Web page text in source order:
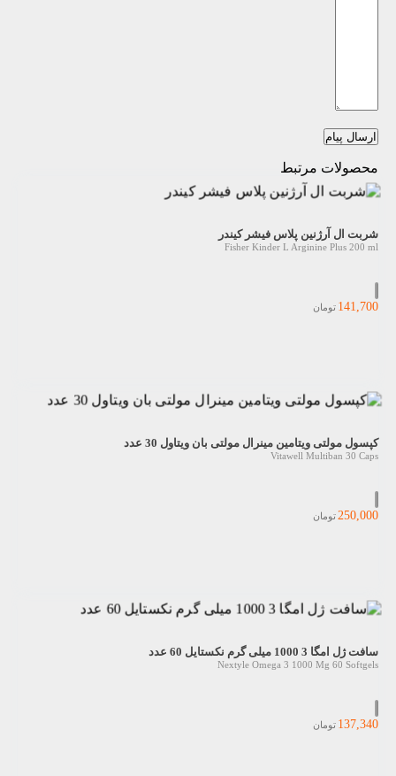
ارسال پیام
محصولات مرتبط
شربت ال آرژنین پلاس فیشر کیندر
Fisher Kinder L Arginine Plus 200 ml
141,700 تومان
کپسول مولتی ویتامین مینرال مولتی بان ویتاول 30 عدد
Vitawell Multiban 30 Caps
250,000تومان
سافت ژل امگا 3 1000 میلی گرم نکستایل 60 عدد
Nextyle Omega 3 1000 Mg 60 Softgels
137,340 تومان